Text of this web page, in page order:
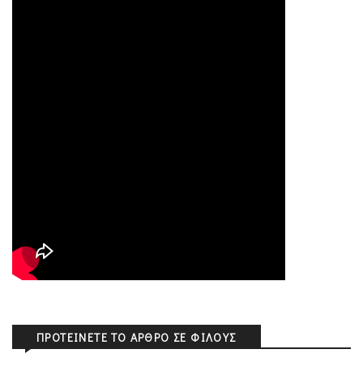
ΠΡΟΤΕΊΝΕΤΕ ΤΟ ΆΡΘΡΟ ΣΕ ΦΊΛΟΥΣ